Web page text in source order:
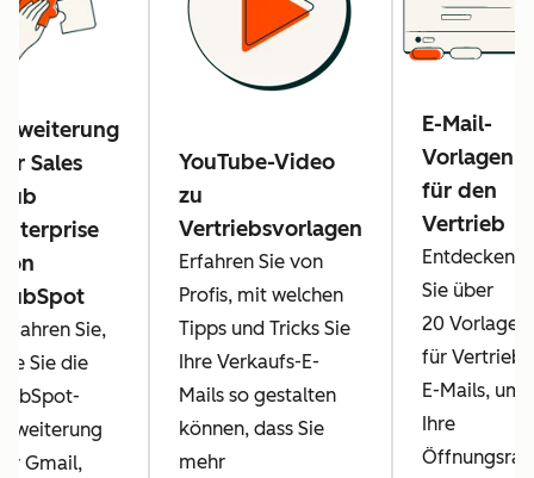
Sales
Sie,
Sie die
Gmail,
YouTube-Video
zu
Vertriebsvorlagen
Erfahren Sie von
Profis, mit welchen
Tipps und Tricks Sie
Ihre Verkaufs-E-
Mails so gestalten
können, dass Sie
mehr
E-Mail-
Vorlagen
für den
Vertrieb
Entdecken
Sie über
20 Vorlagen
für
E-Mails, um
Ihre